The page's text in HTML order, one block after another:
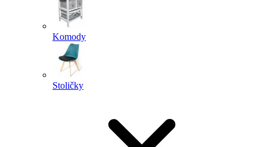
Komody
Stoličky